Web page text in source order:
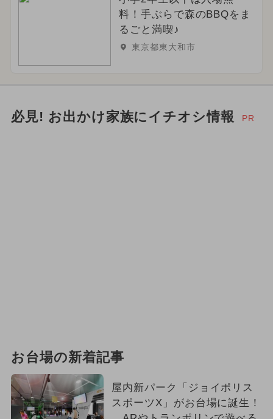
料！手ぶらで森のBBQをま
るごと満喫♪
東京都東大和市
必見! お出かけ家族にイチオシ情報 PR
お台場の新着記事
屋内新パーク「ジョイポリス
スポーツX」がお台場に誕生！